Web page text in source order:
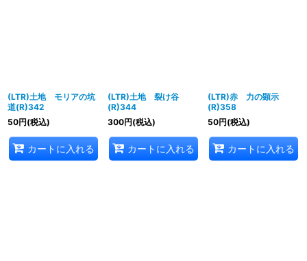
(LTR)土地 モリアの坑
道(R)342
50円(税込)
カートに入れる
(LTR)土地 裂け谷
(R)344
300円(税込)
カートに入れる
(LTR)赤 力の顕示
(R)358
50円(税込)
カートに入れる